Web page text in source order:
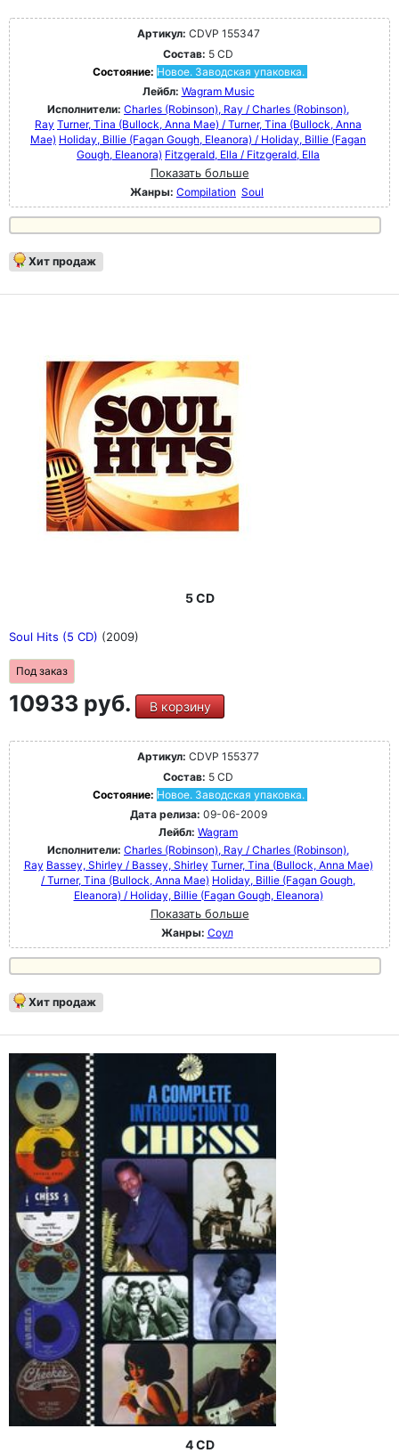
Артикул: CDVP 155347
Состав: 5 CD
Состояние: Новое. Заводская упаковка.
Лейбл: Wagram Music
Исполнители: Charles (Robinson), Ray / Charles (Robinson),
Ray Turner, Tina (Bullock, Anna Mae) / Turner, Tina (Bullock, Anna
Mae) Holiday, Billie (Fagan Gough, Eleanora) / Holiday, Billie (Fagan
Gough, Eleanora) Fitzgerald, Ella / Fitzgerald, Ella
Показать больше
Жанры: Compilation Soul
Хит продаж
5 CD
Soul Hits (5 CD) (2009)
Под заказ
10933 руб. В корзину
Артикул: CDVP 155377
Состав: 5 CD
Состояние: Новое. Заводская упаковка.
Дата релиза: 09-06-2009
Лейбл: Wagram
Исполнители: Charles (Robinson), Ray / Charles (Robinson),
Ray Bassey, Shirley / Bassey, Shirley Turner, Tina (Bullock, Anna Mae)
/ Turner, Tina (Bullock, Anna Mae) Holiday, Billie (Fagan Gough,
Eleanora) / Holiday, Billie (Fagan Gough, Eleanora)
Показать больше
Жанры: Соул
Хит продаж
4 CD